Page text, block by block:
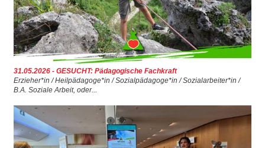
2006 - Clearing-Maßnahme wird von einem auf drei
Monate erweitert
2007 - KAP führt erstmals ein Teamtraining mit
mehr als 100 Teilnehmern durch
2008 - KAP-Intensivtherapie erreicht den 150sten
betreuten Jugendlichen
2009 - Der Fuhrpark des KAP-Instituts erhält
Zuwachs: den Trimaran Maseratri!
31.05.2026 - GESUCHT: Pädagogische Fachkraft
Erzieher*in / Heilpädagoge*in / Sozialpädagoge*in / Sozialarbeiter*in /
B.A. Soziale Arbeit, oder...